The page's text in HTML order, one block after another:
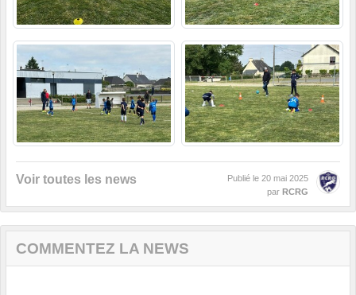
Voir toutes les news Publié le 20 mai 2025
par RCRG
COMMENTEZ LA NEWS